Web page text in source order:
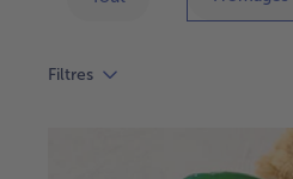
Filtres